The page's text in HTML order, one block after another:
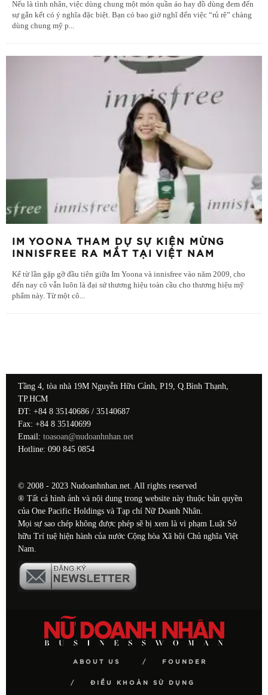
Nếu là tình nhân, việc dùng chung một món quần áo hay đồ dùng đem đến
sự gắn kết có ý nghĩa đặc biệt. Bạn có bao giờ nghĩ đến việc “rủ rê” chàng
dùng chung mỹ p
IM YOONA THAM DỰ SỰ KIỆN MỪNG
INNISFREE RA MẮT TẠI VIỆT NAM
Kể từ lần gặp gỡ đầu tiên giữa Im Yoona và innisfree vào năm 2009, cho
đến nay cô vẫn luôn là đại sứ thương hiệu toàn cầu cho thương hiệu mỹ
phẩm này. Từ một cô
Tầng 4, tòa nhà 19M Nguyễn Hữu Cảnh, P19, Q.Bình Thạnh,
TP.HCM
ĐT: +84 8 35140686 / 35140687
Fax: +84 8 35140699
Email: toasoan@nudoanhnhan.net
Hotline: 090 845 0854
© 2008 - 2023 Nudoanhnhan.net. All rights reserved
® Tất cả hình ảnh và nội dung trong website này thuộc bản quyền
của One Pacific Holdings và Tạp chí Nữ Doanh Nhân.
Mọi sự sao chép không được phép sẽ bị xem là vi phạm Luật Sở
hữu Trí tuệ hiện hành của nước Cộng hòa Xã hội Chủ nghĩa Việt
Nam.
ABOUT US FOUNDER
ĐIỀU KHOẢN SỬ DỤNG